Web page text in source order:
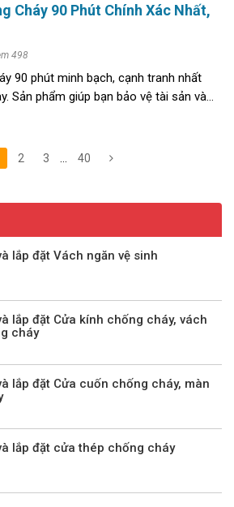
lắp đặt Vách ngăn vệ sinh
lắp đặt Cửa kính chống cháy, vách
cháy
lắp đặt Cửa cuốn chống cháy, màn
lắp đặt cửa thép chống cháy
Cháy 90 Phút Chính Xác Nhất,
498
90 phút minh bạch, cạnh tranh nhất
Sản phẩm giúp bạn bảo vệ tài sản và
2 3 40